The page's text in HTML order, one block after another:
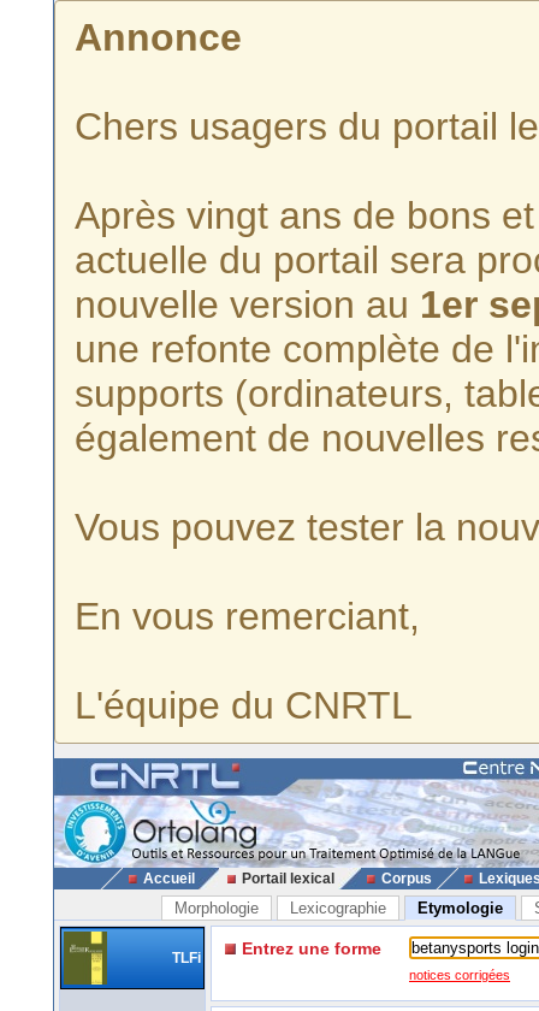
Annonce
Chers usagers du portail
Après vingt ans de bons
actuelle du portail sera
nouvelle version au 1er
une refonte complète de
supports (ordinateurs,
également de nouvelles
Vous pouvez tester la
En vous remerciant,
L'équipe du CNRTL
Accueil Portail lexical Corpus
Morphologie Lexicographie Etymologie
TLFi Entrez une forme
notices corrigées